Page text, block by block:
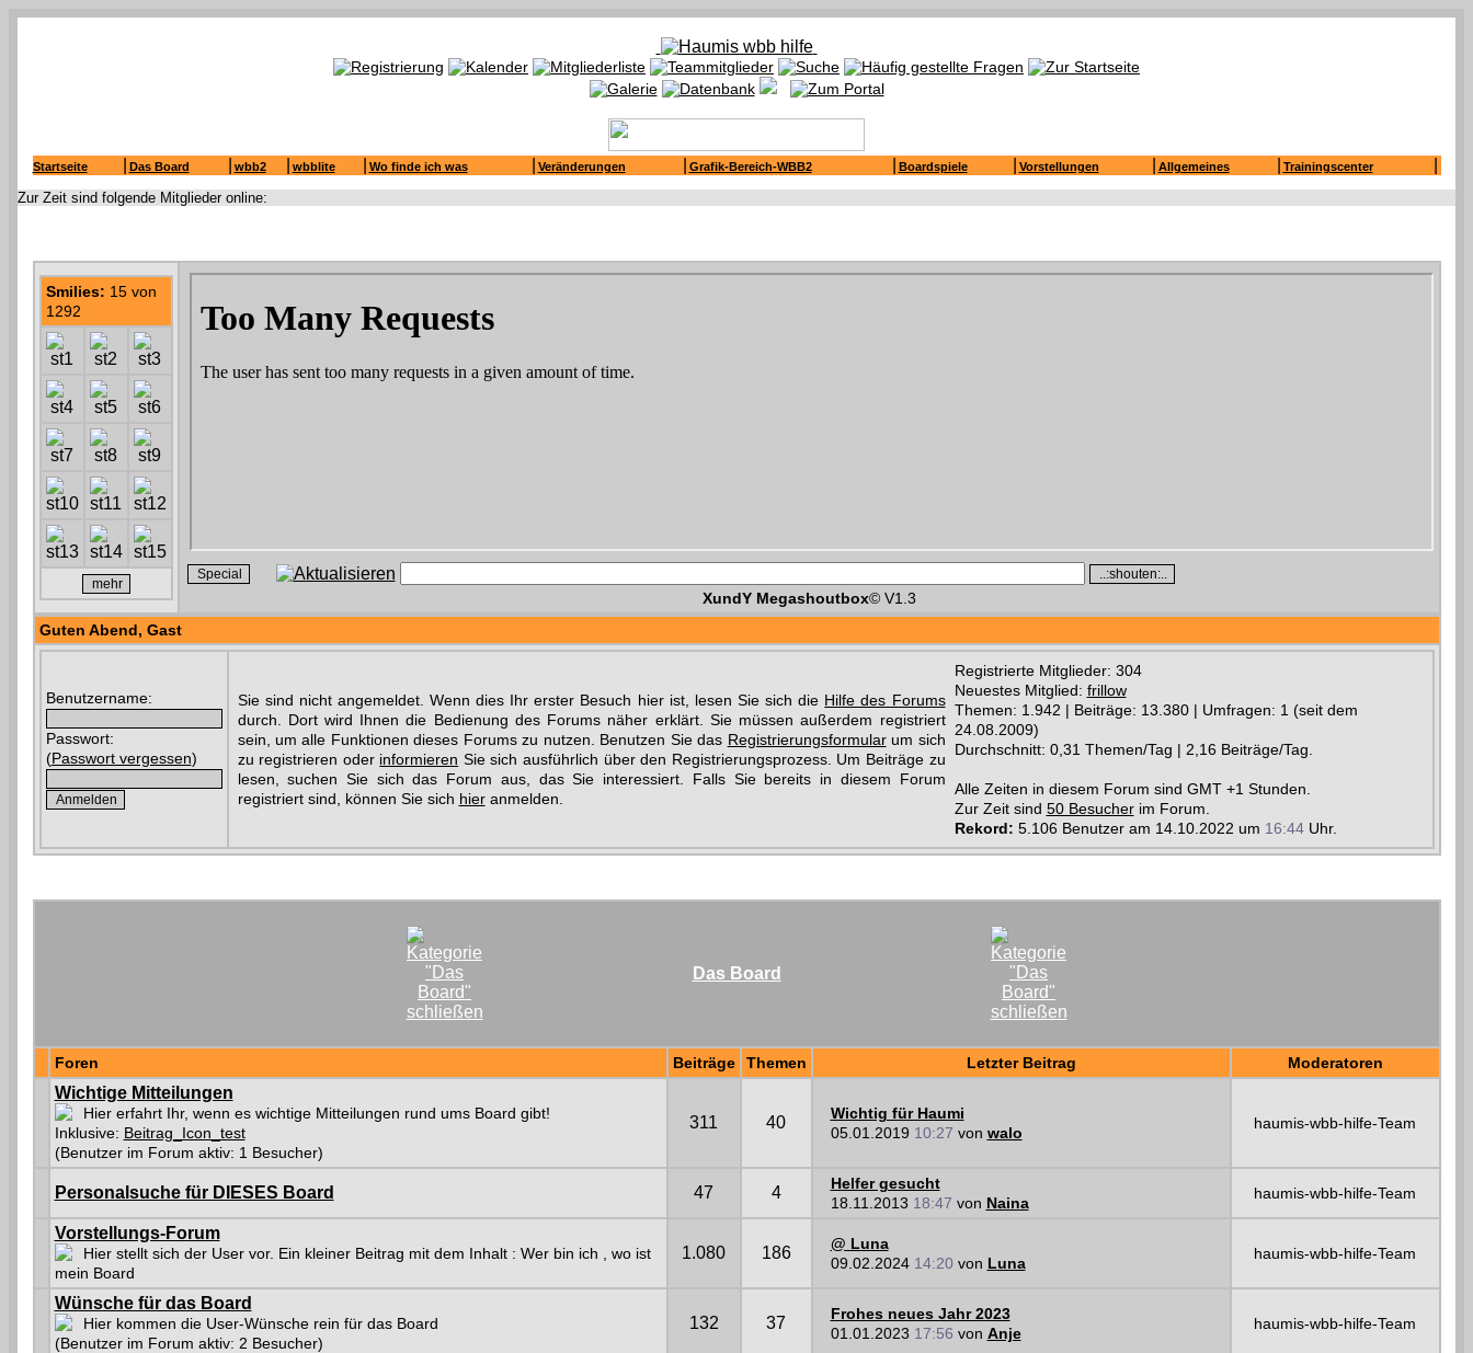
Startseite Das Board wbb2 wbblite Wo finde ich was Veränderungen Grafik-Bereich-WBB2 Boardspiele Vorstellungen Allgemeines Trainingscenter
Zur Zeit sind folgende Mitglieder online:
Smilies: 15 von
1292
XundY Megashoutbox© V1.3
Guten Abend, Gast
Benutzername:
Passwort:
(Passwort vergessen)
Sie sind nicht angemeldet. Wenn dies Ihr erster Besuch hier ist, lesen Sie sich die Hilfe des Forums
durch. Dort wird Ihnen die Bedienung des Forums näher erklärt. Sie müssen außerdem registriert
sein, um alle Funktionen dieses Forums zu nutzen. Benutzen Sie das Registrierungsformularum sich
zu registrieren oder informieren Sie sich ausführlich über den Registrierungsprozess. Um Beiträge zu
lesen, suchen Sie sich das Forum aus, das Sie interessiert. Falls Sie bereits in diesem Forum
registriert sind, können Sie sich hieranmelden.
Registrierte Mitglieder: 304
Neuestes Mitglied: frillow
Themen: 1.942 | Beiträge: 13.380 | Umfragen: 1 (seit dem
24.08.2009)
Durchschnitt: 0,31 Themen/Tag | 2,16 Beiträge/Tag.
Alle Zeiten in diesem Forum sind GMT +1 Stunden.
Zur Zeit sind 50 Besucherim Forum.
Rekord: 5.106 Benutzer am 14.10.2022 um 16:44Uhr.
Das Board
Foren Beiträge Themen Letzter Beitrag Moderatoren
Wichtige Mitteilungen
Hier erfahrt Ihr, wenn es wichtige Mitteilungen rund ums Board gibt!
Inklusive: Beitrag_Icon_test
(Benutzer im Forum aktiv: 1 Besucher)
311 40
Wichtig für Haumi
05.01.2019 10:27 von walo
haumis-wbb-hilfe-Team
Personalsuche für DIESES Board 47 4
Helfer gesucht
18.11.2013 18:47 von Naina
haumis-wbb-hilfe-Team
Vorstellungs-Forum
Hier stellt sich der User vor. Ein kleiner Beitrag mit dem Inhalt : Wer bin ich , wo ist
mein Board
1.080 186
@ Luna
09.02.2024 14:20 von Luna
haumis-wbb-hilfe-Team
Wünsche für das Board
Hier kommen die User-Wünsche rein für das Board
(Benutzer im Forum aktiv: 2 Besucher)
132 37
Frohes neues Jahr 2023
01.01.2023 17:56 von Anje
haumis-wbb-hilfe-Team